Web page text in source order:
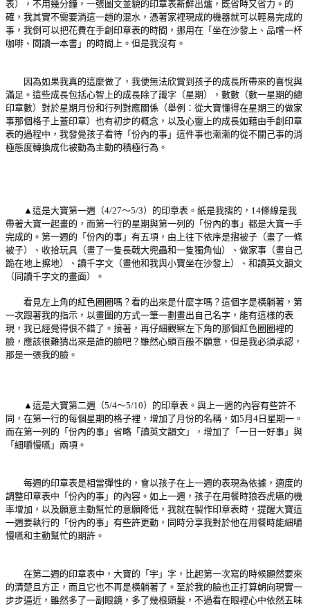
表），不用幾分鐘，一張圖文並貌的印章表新鮮出爐，既省時又省力。的
確，我其實不需要淌這一趟的混水，憑著家裡現成的機器就可以輕易完成的
事，我倒可以把花費在手創印章表的時間，挪用在「坐在沙發上、品嚐一杯
咖啡、閱讀一本書」的時間上。但是我沒有。
因為如果我真的這麼做了，我便無法欣賞到孩子的成長所帶來的喜悅與
滿足。這些成長包括心智上的成長除了識字（星期），數數（數一星期的總
印章數）對於星期月份和行列對應關係（舉例：從大寶懂得在星期三的做家
事那個格子上蓋印章）也有初步的概念，以及心靈上的成長如藉由手創印章
表的過程中，我發覺孩子看待「份內的事」這件事也漸漸的從不關己事的消
極態度轉換成化被動為主動的積極行為。
▲這是大寶第一週（4/27～5/3）的印章表。紙是我摺的，14條線是我
帶著大寶一起畫的，而第一行的星期與第一列的「份內的事」都是大寶一手
完成的。第一週的「份內的事」有五項，由上往下依序是摺被子（畫了一條
被子）、收拾玩具（畫了一隻長戟大兜蟲和一隻獨角仙）、做家事（畫自己
跪在地上擦地）、讀千字文（畫他和我與小寶坐在沙發上）、和讀英文韻文
（同讀千字文的畫面）。
看見左上角的紅色圈圈嗎？看的出來是什麼字嗎？這個字是橫躺著，第
一次跟著我的指示，以畫圖的方式一筆一劃畫出自己名字，能有這樣的表
現，我已經覺得佷不錯了。接著，再仔細觀察左下角的那個紅色圈圈裡的
臉，應該很難猜出來是誰的臉吧？雖然心頭百般不願意，但是我必須承認，
那是一張我的臉。
▲這是大寶第二週（5/4～5/10）的印章表。與上一週的內容有些許不
同，在第一行的每個星期的格子裡，增加了月份的名稱，如5月4日星期一。
而在第一列的「份內的事」省略「讀英文韻文」，增加了「一日一好事」與
「細嚼慢嚥」兩項。
每週的印章表是相當彈性的，會以孩子在上一週的表現為依據，適度的
調整印章表中「份內的事」的內容。如上一週，孩子在用餐時狼吞虎嚥的機
率增加，以及願意主動幫忙的意願降低，我就在製作印章表時，提醒大寶這
一週要執行的「份內的事」有些許更動，同時分享我對於他在用餐時能細嚼
慢嚥和主動幫忙的期許。
在第二週的印章表中，大寶的「宇」字，比起第一次寫的時候顯然要來
的清楚且方正，而且它也不再是橫躺著了。至於我的臉也正打算朝向現實一
步步逼近，雖然多了一副眼鏡，多了幾根頭髮，不過看在眼裡心中依然五味